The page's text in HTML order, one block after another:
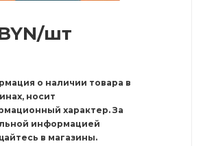
/шт
о наличии товара в
носит
характер. За
информацией
в магазины.